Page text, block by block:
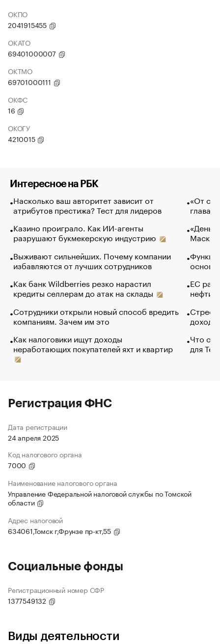
ОКПО
2041915455
ОКАТО
69401000007
ОКТМО
69701000111
ОКФС
16
ОКОГУ
4210015
Интересное на РБК
Насколько ваш авторитет зависит от
атрибутов престижа? Тест для лидеров
Казино проиграло. Как ИИ-агенты
разрушают букмекерскую индустрию
Выживают сильнейших. Почему компании
избавляются от лучших сотрудников
Как банк Wildberries резко нарастил
кредиты селлерам до атак на склады
Сотрудники открыли новый способ вредить
компаниям. Зачем им это
Как налоговики ищут доходы
неработающих покупателей яхт и квартир
«От
глава
Маск в
основ
ЕС
нефти
Что
для
Регистрация ФНС
Дата регистрации
24 апреля 2025
Код налогового органа
7000
Наименование налогового органа
Управление Федеральной налоговой службы по Томской
области
Адрес налоговой
634061,Томск г,Фрунзе пр-кт,55
Социальные фонды
Регистрационный номер СФР
1377549132
Виды деятельности